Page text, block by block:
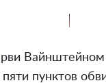
Вайнштейном
пунктов